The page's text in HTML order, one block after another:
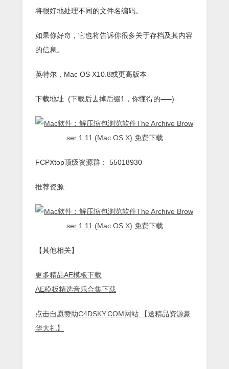
将很好地处理不同的文件名编码。
如果你好奇，它也将告诉你很多关于存档及其内容
的信息。
英特尔，Mac OS X10.8或更高版本
下载地址 (下载后去掉后缀1，你懂得的—–) :
FCPXtop顶级资源群： 55018930
推荐资源:
【其他相关】
更多精品AE模板下载
AE模板精选音乐合集下载
点击自愿赞助C4DSKY.COM网站 【送精品资源豪
华大礼】